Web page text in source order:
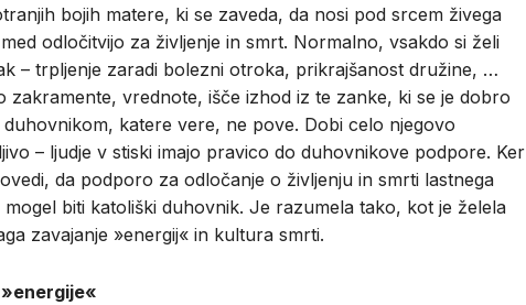
bojih matere, ki se zaveda, da nosi pod srcem živega
odločitvijo za življenje in smrt. Normalno, vsakdo si želi
– trpljenje zaradi bolezni otroka, prikrajšanost družine, …
zakramente, vrednote, išče izhod iz te zanke, ki se je dobro
duhovnikom, katere vere, ne pove. Dobi celo njegovo
– ljudje v stiski imajo pravico do duhovnikove podpore. Ker
da podporo za odločanje o življenju in smrti lastnega
biti katoliški duhovnik. Je razumela tako, kot je želela
zavajanje »energij« in kultura smrti.